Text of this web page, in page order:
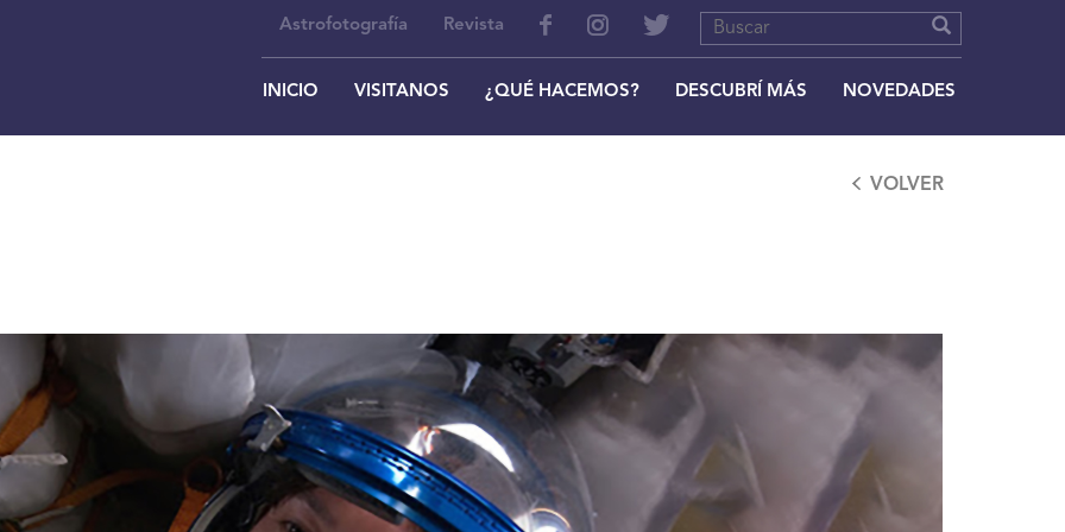
Astrofotografía Revista
INICIO VISITANOS ¿QUÉ HACEMOS? DESCUBRÍ MÁS NOVEDADES
VOLVER